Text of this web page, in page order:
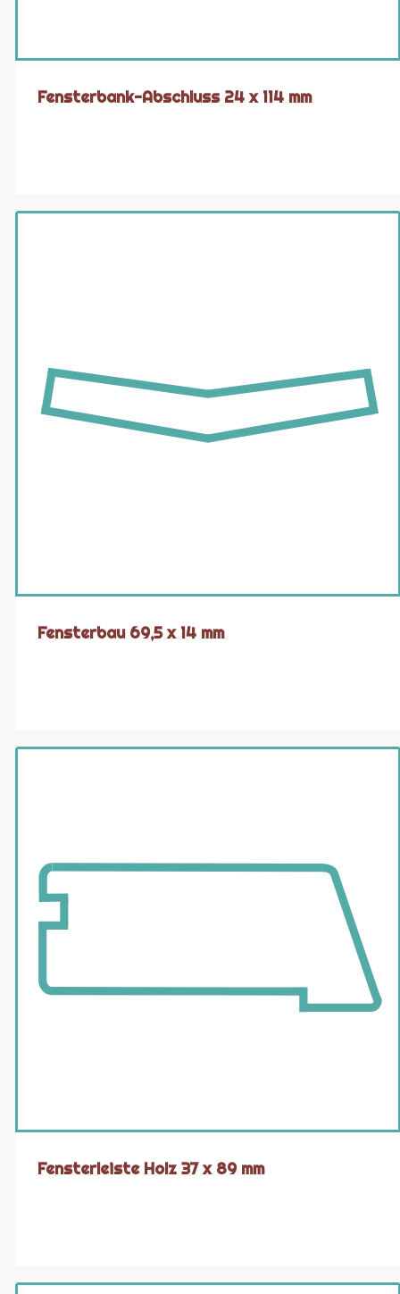
Fensterbank-Abschluss 24 x 114 mm
Fensterbau 69,5 x 14 mm
Fensterleiste Holz 37 x 89 mm